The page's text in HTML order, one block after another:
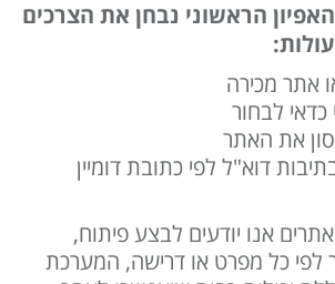
הראשוני נבחן את הצרכים
אתר מכירה
כדאי לבחור
את האתר
דוא"ל לפי כתובת דומיין
אנו יודעים לבצע פיתוח,
לפי כל מפרט או דרישה, המערכת